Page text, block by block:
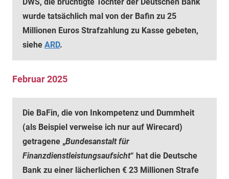
wurde tatsächlich mal von der Bafin zu 25
Millionen Euros Strafzahlung zu Kasse gebeten,
siehe ARD.
Februar 2025
Die BaFin, die von Inkompetenz und Dummheit
(als Beispiel verweise ich nur auf Wirecard)
getragene „Bundesanstalt für
Finanzdienstleistungsaufsicht“ hat die Deutsche
Bank zu einer lächerlichen € 23 Millionen Strafe